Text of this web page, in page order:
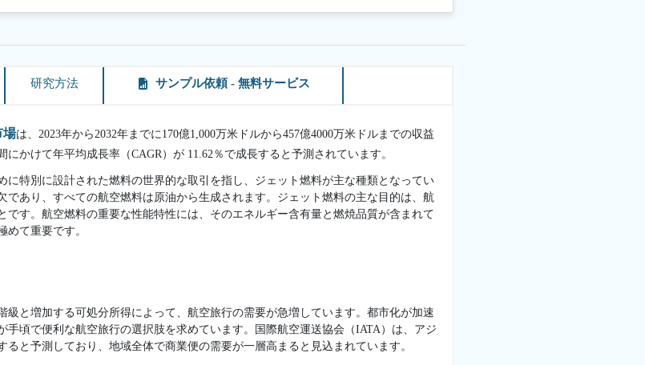
研究方法 サンプル依頼 - 無料サービス
場は、2023年から2032年までに170億1,000万米ドルから457億4000万米ドルまでの収益
かけて年平均成長率（CAGR）が 11.62％で成長すると予測されています。
に特別に設計された燃料の世界的な取引を指し、ジェット燃料が主な種類となってい
であり、すべての航空燃料は原油から生成されます。ジェット燃料の主な目的は、航
です。航空燃料の重要な性能特性には、そのエネルギー含有量と燃焼品質が含まれて
めて重要です。
級と増加する可処分所得によって、航空旅行の需要が急増しています。都市化が加速
手頃で便利な航空旅行の選択肢を求めています。国際航空運送協会（IATA）は、アジ
と予測しており、地域全体で商業便の需要が一層高まると見込まれています。